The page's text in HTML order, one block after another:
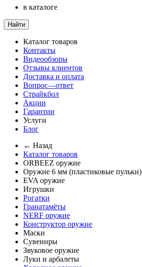
в каталоге
Найти
Каталог товаров
Контакты
Видеообзоры
Отзывы клиентов
Доставка и оплата
Вопрос—ответ
Страйкбол
Акции
Гарантии
Услуги
Блог
← Назад
Каталог товаров
ORBEEZ оружие
Оружие 6 мм (пластиковые пульки)
EVA оружие
Игрушки
Рогатки
Гранатамёты
NERF оружие
Конструктор оружие
Маски
Сувениры
Звуковое оружие
Луки и арбалеты